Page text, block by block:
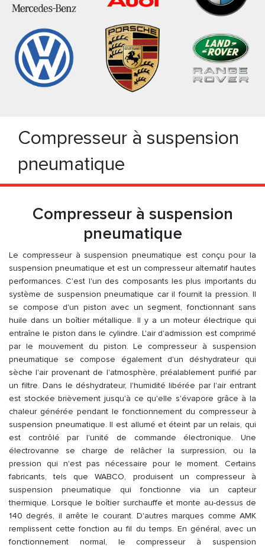
Compresseur à suspension
pneumatique
Compresseur à suspension
pneumatique
Le compresseur à suspension pneumatique est conçu pour la
suspension pneumatique et est un compresseur alternatif hautes
performances. C'est l'un des composants les plus importants du
système de suspension pneumatique car il fournit la pression. Il
se compose d'un piston avec un segment, fonctionnant sans
huile dans un boîtier métallique. Il y a un moteur électrique qui
entraîne le piston dans le cylindre. L'air d'admission est comprimé
par le mouvement du piston. Le compresseur à suspension
pneumatique se compose également d'un déshydrateur qui
sèche l'air provenant de l'atmosphère, préalablement purifié par
un filtre. Dans le déshydrateur, l'humidité libérée par l'air entrant
est stockée brièvement jusqu'à ce qu'elle s'évapore grâce à la
chaleur générée pendant le fonctionnement du compresseur à
suspension pneumatique. Il est allumé et éteint par un relais, qui
est contrôlé par l'unité de commande électronique. Une
électrovanne se charge de relâcher la surpression, ou la
pression qui n'est pas nécessaire pour le moment. Certains
fabricants, tels que WABCO, produisent un compresseur à
suspension pneumatique qui fonctionne via un capteur
thermique. Lorsque le boîtier surchauffe et monte au-dessus de
140 degrés, il arrête le courant. D'autres marques comme AMK
remplissent cette fonction au fil du temps. En général, avec un
fonctionnement normal, le compresseur à suspension